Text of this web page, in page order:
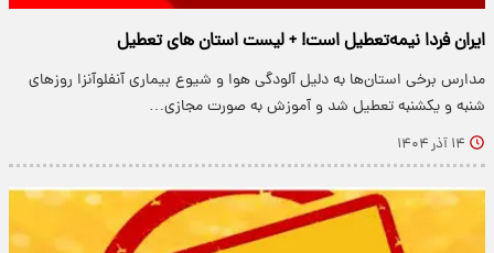
ایران فردا نیمه‌تعطیل است! + لیست استان های تعطیل
مدارس برخی استان‌ها به دلیل آلودگی هوا و شیوع بیماری آنفلوآنزا روزهای
شنبه و یکشنبه تعطیل شد و آموزش به صورت مجازی…
۱۴ آذر ۱۴۰۴